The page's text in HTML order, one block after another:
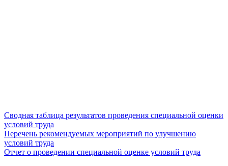
Сводная таблица результатов проведения специальной оценки
условий труда
Перечень рекомендуемых мероприятий по улучшению
условий труда
Отчет о проведении специальной оценке условий труда